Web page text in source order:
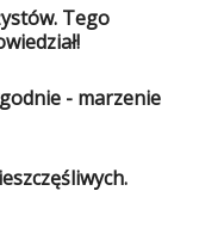
Tego
- marzenie